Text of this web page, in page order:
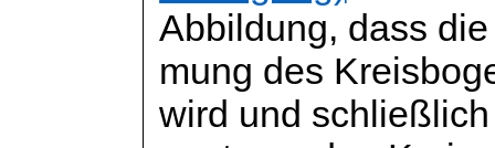
Abbildung, dass
mung des
wird und